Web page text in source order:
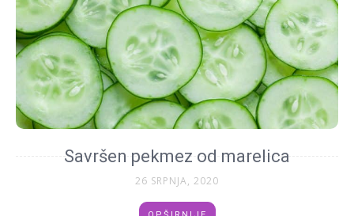
Savršen pekmez od marelica
26 SRPNJA, 2020